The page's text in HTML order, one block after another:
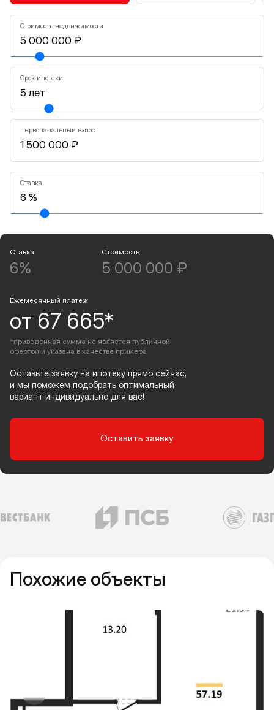
Стоимость недвижимости
Срок ипотеки
Первоначальный взнос
Ставка
Ставка
6%
Стоимость
5 000 000 ₽
Ежемесячный платеж
от 67 665*
*приведенная сумма не является публичной
офертой и указана в качестве примера
Оставьте заявку на ипотеку прямо сейчас,
и мы поможем подобрать оптимальный
вариант индивидуально для вас!
Оставить заявку
Похожие объекты